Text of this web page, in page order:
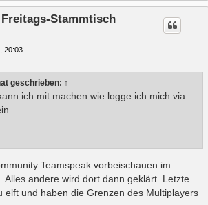
Stammtisch
20:03
geschrieben: ↑
ich mit machen wie logge ich mich via
Teamspeak vorbeischauen im
Alles andere wird dort dann geklärt. Letzte
elft und haben die Grenzen des Multiplayers